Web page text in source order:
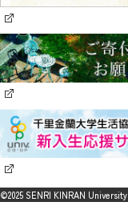
©2025 SENRI KINRAN University